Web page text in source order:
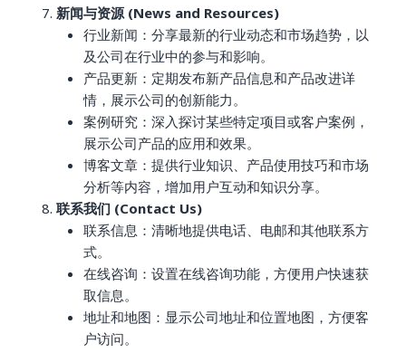
新闻与资源 (News and Resources)
行业新闻：分享最新的行业动态和市场趋势，以
及公司在行业中的参与和影响。
产品更新：定期发布新产品信息和产品改进详
情，展示公司的创新能力。
案例研究：深入探讨某些特定项目或客户案例，
展示公司产品的应用和效果。
博客文章：提供行业知识、产品使用技巧和市场
分析等内容，增加用户互动和知识分享。
联系我们 (Contact Us)
联系信息：清晰地提供电话、电邮和其他联系方
式。
在线咨询：设置在线咨询功能，方便用户快速获
取信息。
地址和地图：显示公司地址和位置地图，方便客
户访问。